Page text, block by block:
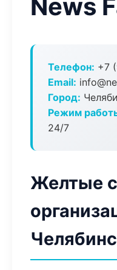
News
Телефон: +7
Email:
Город:
Режим
24/7
Желтые